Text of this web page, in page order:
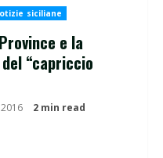
siciliane
e la
“capriccio
2 min read